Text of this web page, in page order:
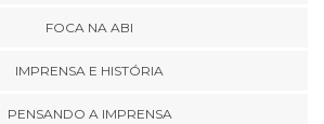
FOCA NA ABI
IMPRENSA E HISTÓRIA
PENSANDO A IMPRENSA